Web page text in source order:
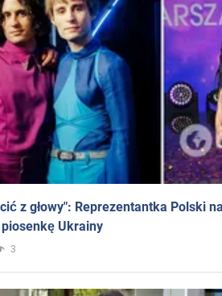
z głowy": Reprezentantka Polski
Ukrainy
3